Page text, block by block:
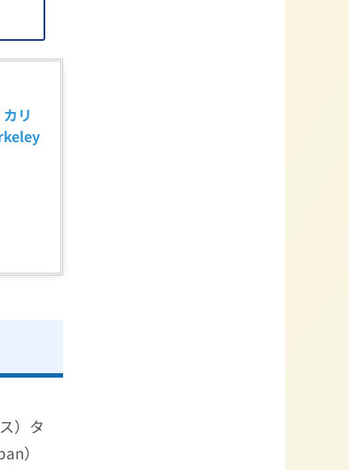
リ
）タ
）